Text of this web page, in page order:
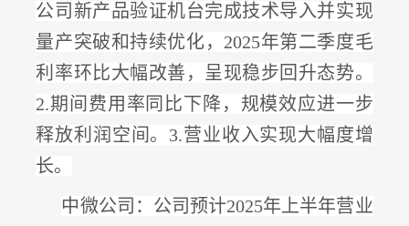
公司新产品验证机台完成技术导入并实现
量产突破和持续优化，2025年第二季度毛
利率环比大幅改善，呈现稳步回升态势。
2.期间费用率同比下降，规模效应进一步
释放利润空间。3.营业收入实现大幅度增
长。
中微公司： 公司预计2025年上半年营业